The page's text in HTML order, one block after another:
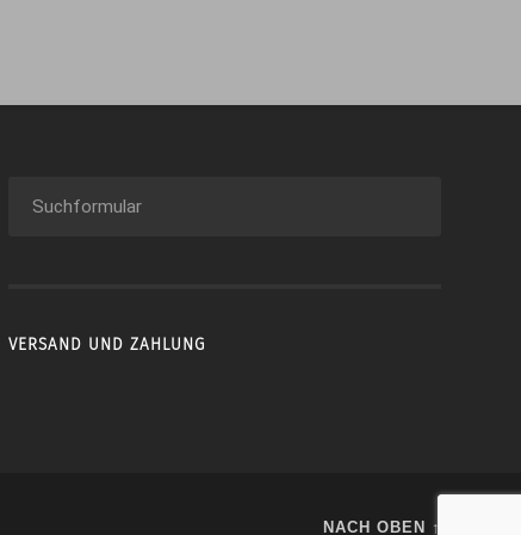
VERSAND UND ZAHLUNG
NACH OBEN ↑